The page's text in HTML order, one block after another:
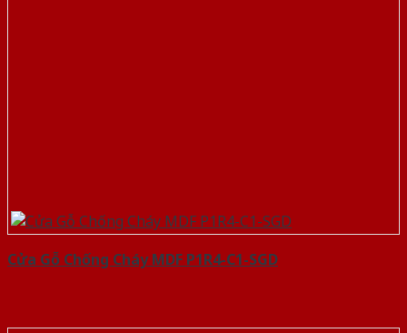
Cửa Gỗ Chống Cháy MDF P1R4-C1-SGD